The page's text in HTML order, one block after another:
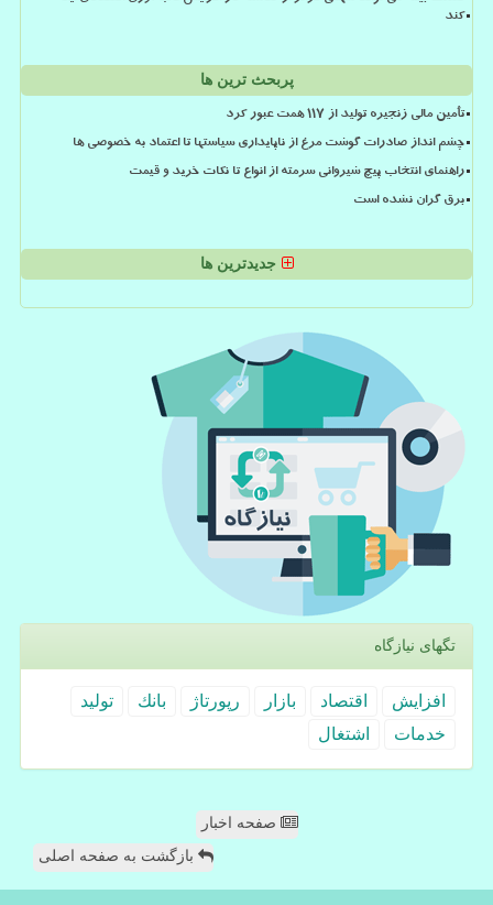
کند
پربحث ترین ها
تأمین مالی زنجیره تولید از ۱۱۷ همت عبور کرد
چشم انداز صادرات گوشت مرغ از ناپایداری سیاستها تا اعتماد به خصوصی ها
راهنمای انتخاب پیچ شیروانی سرمته از انواع تا نکات خرید و قیمت
برق گران نشده است
جدیدترین ها
تگهای نیازگاه
افزایش اقتصاد بازار رپورتاژ بانك
تولید
خدمات
اشتغال
صفحه اخبار
بازگشت به صفحه اصلی